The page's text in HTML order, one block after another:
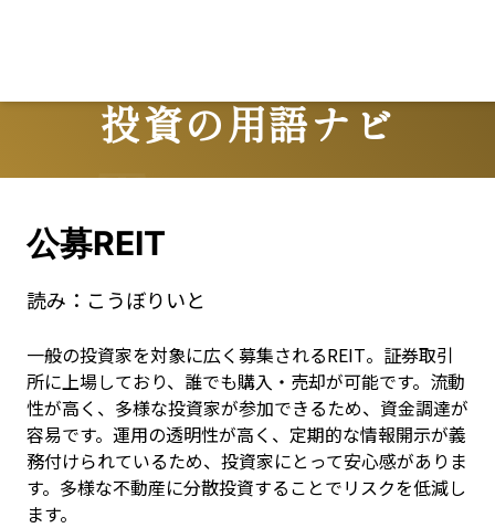
投資の用語ナビ
Terms
公募REIT
読み： こうぼりいと
一般の投資家を対象に広く募集されるREIT。証券取引
所に上場しており、誰でも購入・売却が可能です。流動
性が高く、多様な投資家が参加できるため、資金調達が
容易です。運用の透明性が高く、定期的な情報開示が義
務付けられているため、投資家にとって安心感がありま
す。多様な不動産に分散投資することでリスクを低減し
ます。